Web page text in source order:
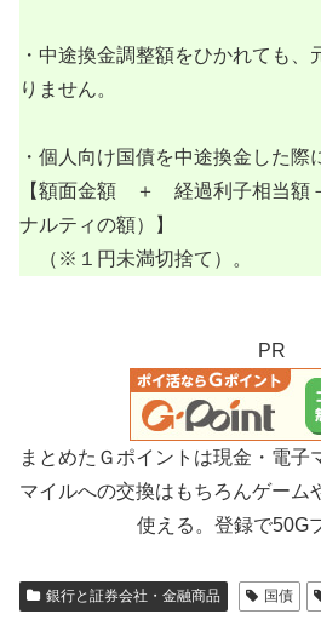
・中途換金調整額をひかれても
りません。
・個人向け国債を中途換金した際
【額面金額 ＋ 経過利子相当額
ナルティの額）】
（※１円未満切捨て）。
PR
まとめたＧポイントは現金・電子
マイルへの交換はもちろんゲーム
使える。登録で50G
銀行と証券会社・金融商品 国債